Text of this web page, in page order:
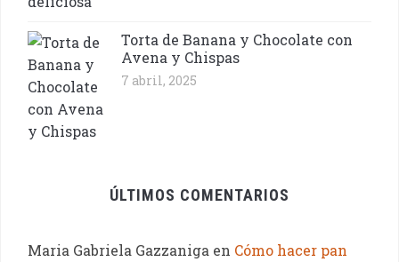
Torta de Banana y Chocolate con
Avena y Chispas
7 abril, 2025
ÚLTIMOS COMENTARIOS
Maria Gabriela Gazzaniga en Cómo hacer pan